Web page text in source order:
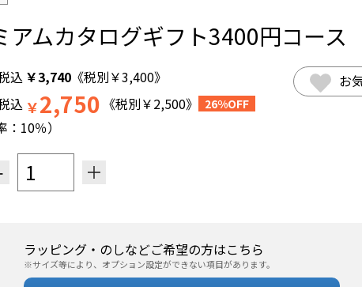
アムカタログギフト3400円コース
込 ￥3,740 《税別￥3,400》
込 ￥2,750 《税別￥2,500》 26%OFF
： 10％）
お
＋
ラッピング・のしなどご希望の方はこちら
※サイズ等により、オプション設定ができない項目があります。